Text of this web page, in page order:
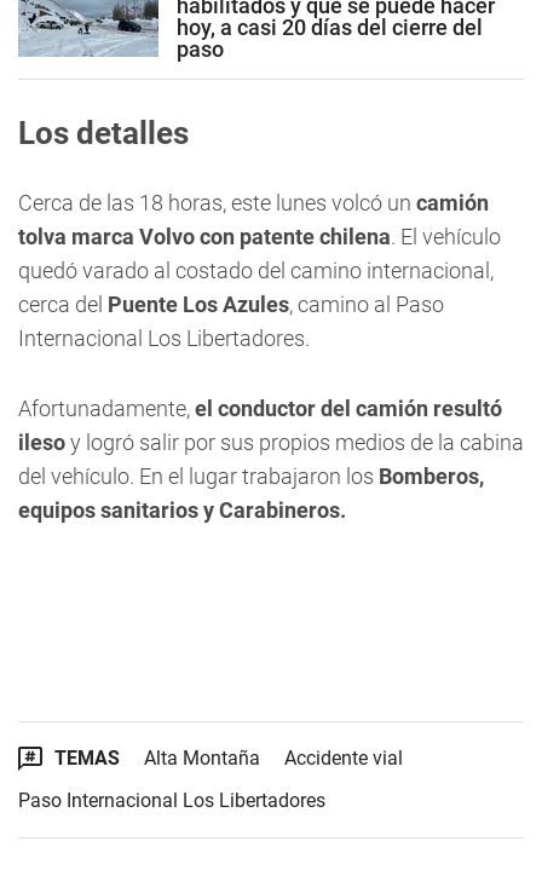
habilitados y qué se puede hacer
hoy, a casi 20 días del cierre del
paso
Los detalles
Cerca de las 18 horas, este lunes volcó un camión
tolva marca Volvo con patente chilena. El vehículo
quedó varado al costado del camino internacional,
cerca del Puente Los Azules, camino al Paso
Internacional Los Libertadores.
Afortunadamente,el conductor del camión resultó
ilesoy logró salir por sus propios medios de la cabina
del vehículo. En el lugar trabajaron los Bomberos,
equipos sanitarios y Carabineros.
TEMAS Alta Montaña
Accidente vial
Paso Internacional Los Libertadores